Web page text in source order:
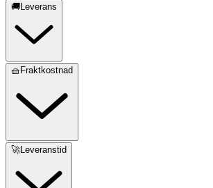
🚚Leverans
🧺Fraktkostnad
🚀Leveranstid